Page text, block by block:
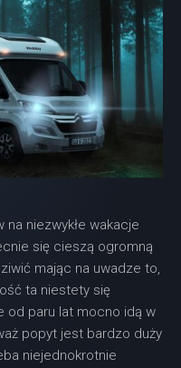
niezwykłe wakacje
się cieszą ogromną
mając na uwadze to,
ta niestety się
od paru lat mocno idą w
popyt jest bardzo duży
niejednokrotnie